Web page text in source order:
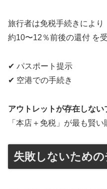
旅行者は免税手続きにより
約10〜12％前後の還付 を
✔ パスポート提示
✔ 空港での手続き
アウトレットが存在しない
「本店＋免税」が最も賢い
失敗しないため